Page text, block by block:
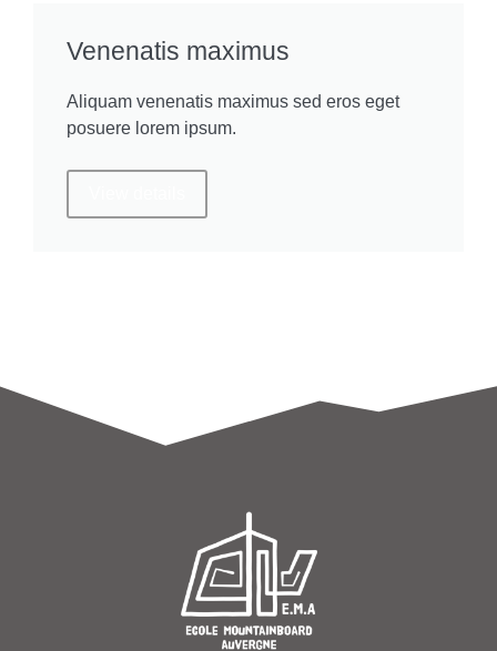
Venenatis maximus
Aliquam venenatis maximus sed eros eget
posuere lorem ipsum.